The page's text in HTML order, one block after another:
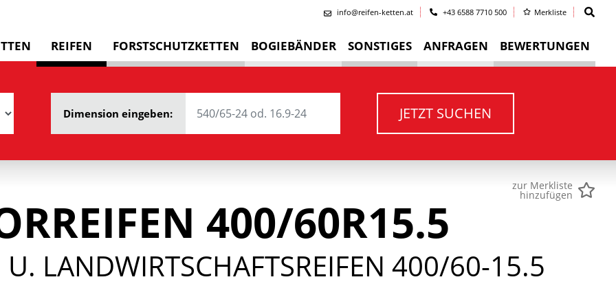
info@reifen-ketten.at +43 6588 7710 500 Merkliste
REIFEN FORSTSCHUTZKETTEN BOGIEBÄNDER SONSTIGES ANFRAGEN BEWERTUNGEN
Dimension eingeben: JETZT SUCHEN
zur Merkliste
hinzufügen
400/60R15.5
LANDWIRTSCHAFTSREIFEN 400/60-15.5